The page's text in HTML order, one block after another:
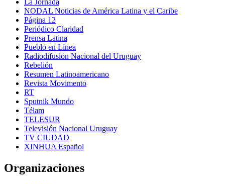
NODAL Noticias de América Latina y el Caribe
Página 12
Periódico Claridad
Prensa Latina
Pueblo en Línea
Radiodifusión Nacional del Uruguay
Rebelión
Resumen Latinoamericano
Revista Movimento
RT
Sputnik Mundo
Télam
TELESUR
Televisión Nacional Uruguay
TV CIUDAD
XINHUA Español
Organizaciones